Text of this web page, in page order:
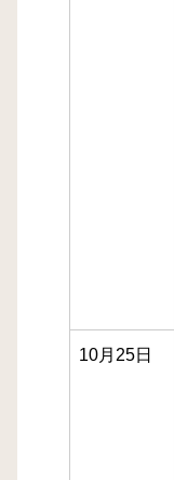
10月25日